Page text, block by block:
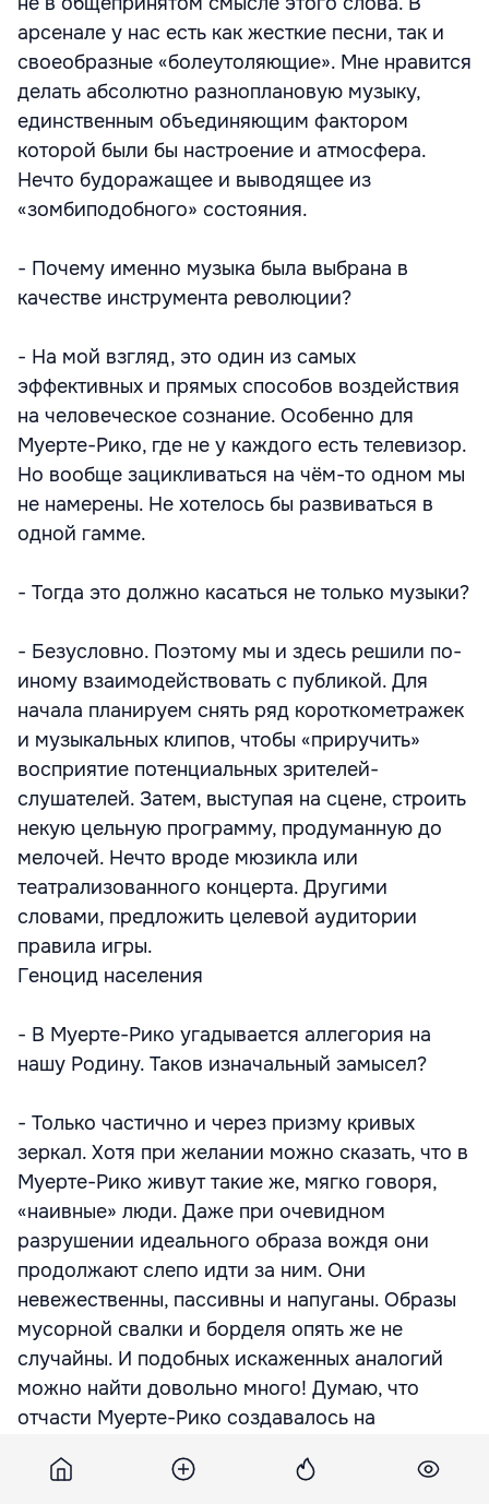
арсенале у нас есть как жесткие песни, так и
своеобразные «болеутоляющие». Мне нравится
делать абсолютно разноплановую музыку,
единственным объединяющим фактором
которой были бы настроение и атмосфера.
Нечто будоражащее и выводящее из
«зомбиподобного» состояния.
- Почему именно музыка была выбрана в
качестве инструмента революции?
- На мой взгляд, это один из самых
эффективных и прямых способов воздействия
на человеческое сознание. Особенно для
Муерте-Рико, где не у каждого есть телевизор.
Но вообще зацикливаться на чём-то одном мы
не намерены. Не хотелось бы развиваться в
одной гамме.
- Тогда это должно касаться не только музыки?
- Безусловно. Поэтому мы и здесь решили по-
иному взаимодействовать с публикой. Для
начала планируем снять ряд короткометражек
и музыкальных клипов, чтобы «приручить»
восприятие потенциальных зрителей-
слушателей. Затем, выступая на сцене, строить
некую цельную программу, продуманную до
мелочей. Нечто вроде мюзикла или
театрализованного концерта. Другими
словами, предложить целевой аудитории
правила игры.
Геноцид населения
- В Муерте-Рико угадывается аллегория на
нашу Родину. Таков изначальный замысел?
- Только частично и через призму кривых
зеркал. Хотя при желании можно сказать, что в
Муерте-Рико живут такие же, мягко говоря,
«наивные» люди. Даже при очевидном
разрушении идеального образа вождя они
продолжают слепо идти за ним. Они
невежественны, пассивны и напуганы. Образы
мусорной свалки и борделя опять же не
случайны. И подобных искаженных аналогий
можно найти довольно много! Думаю, что
отчасти Муерте-Рико создавалось на
амбиций. Как государство, где всё настолько